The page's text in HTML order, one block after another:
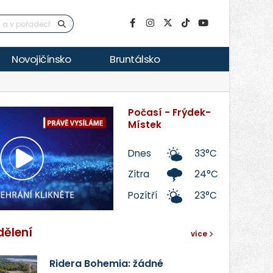
Novojičínsko Bruntálsko
Přehrát
video
Počasí - Frýdek-
Místek
Dnes
33°C
Zítra
24°C
Pozítří
23°C
více
Ridera Bohemia: žádné